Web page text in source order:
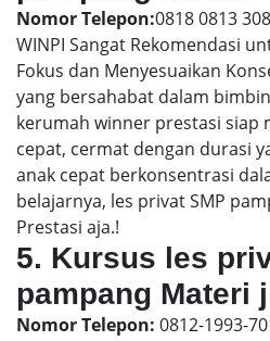
Nomor Telepon:0818 0813
WINPI Sangat Rekomendasi
Fokus dan Menyesuaikan
yang bersahabat dalam
kerumah winner prestasi siap
cepat, cermat dengan durasi
anak cepat berkonsentrasi
belajarnya, les privat SMP
Prestasi aja.!
5. Kursus les
pampang Materi
Nomor Telepon: 0812-1993-